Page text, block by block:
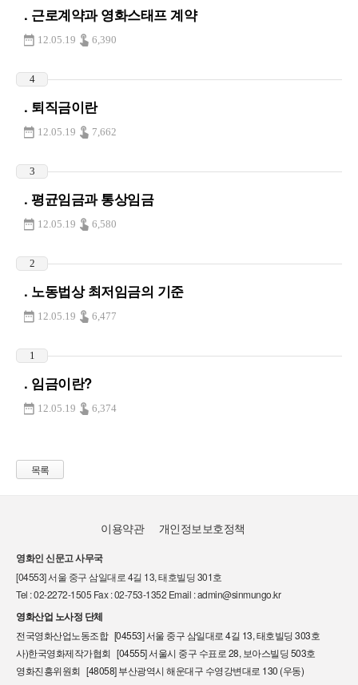
. 근로계약과 영화스태프 계약
12.05.19 6,390
4
. 퇴직금이란
12.05.19 7,662
3
. 평균임금과 통상임금
12.05.19 6,580
2
. 노동법상 최저임금의 기준
12.05.19 6,477
1
. 임금이란?
12.05.19 6,374
목록
이용약관 개인정보보호정책
영화인 신문고 사무국
[04553] 서울 중구 삼일대로 4길 13, 태호빌딩 301호
Tel : 02-2272-1505 Fax : 02-753-1352 Email : admin@sinmungo.kr
영화산업 노사정 단체
전국영화산업노동조합 [04553] 서울 중구 삼일대로 4길 13, 태호빌딩 303호
사)한국영화제작가협회 [04555] 서울시 중구 수표로 28, 보아스빌딩 503호
영화진흥위원회 [48058] 부산광역시 해운대구 수영강변대로 130 (우동)